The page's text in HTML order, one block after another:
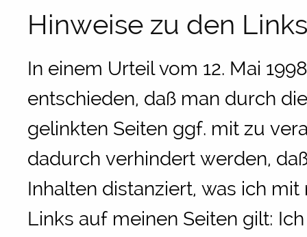
Hinweise zu den
In einem Urteil vom 12. Mai
entschieden, daß man durch
gelinkten Seiten ggf. mit zu
dadurch verhindert werden,
Inhalten distanziert, was ich
Links auf meinen Seiten gilt: